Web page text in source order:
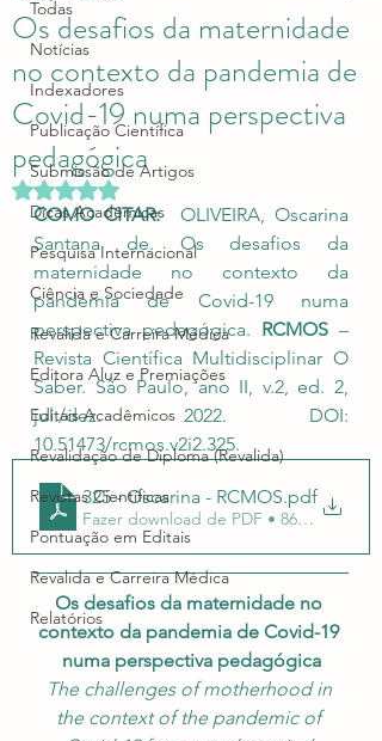
Todas
Notícias
Indexadores
Publicação Científica
Submissão de Artigos
Dicas Acadêmicas
Pesquisa Internacional
Ciência e Sociedade
Revalida e Carreira Médica
Editora Aluz e Premiações
Editais Acadêmicos
Revalidação de Diploma (Revalida)
Revistas Científicas
Pontuação em Editais
Revalida e Carreira Médica
Relatórios
Os desafios da maternidade
no contexto da pandemia de
Covid-19 numa perspectiva
pedagógica
Avaliado com NaN de 5 estrelas.
COMO CITAR: OLIVEIRA, Oscarina
Santana de. Os desafios da
maternidade no contexto da
pandemia de Covid-19 numa
perspectiva pedagógica. RCMOS –
Revista Científica Multidisciplinar O
Saber. São Paulo, ano II, v.2, ed. 2,
jul./dez. 2022. DOI:
10.51473/rcmos.v2i2.325.
325 - Oscarina - RCMOS.pdf
Fazer download de PDF • 863KB
Os desafios da maternidade no
contexto da pandemia de Covid-19
numa perspectiva pedagógica
The challenges of motherhood in
the context of the pandemic of